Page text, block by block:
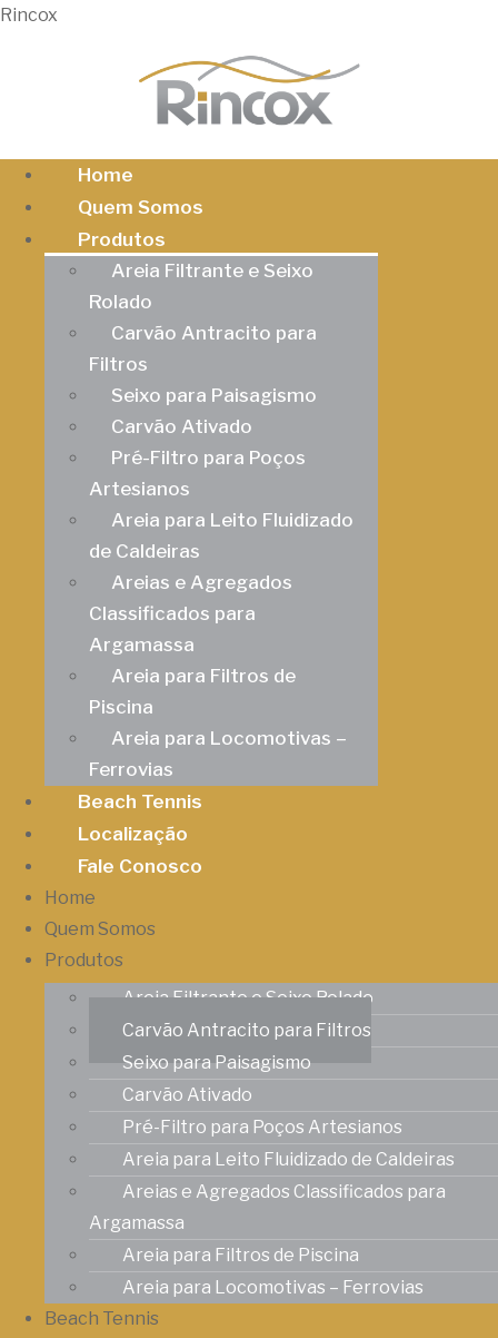
Rincox
Home
Quem Somos
Produtos
Areia Filtrante e Seixo
Rolado
Carvão Antracito para
Filtros
Seixo para Paisagismo
Carvão Ativado
Pré-Filtro para Poços
Artesianos
Areia para Leito Fluidizado
de Caldeiras
Areias e Agregados
Classificados para
Argamassa
Areia para Filtros de
Piscina
Areia para Locomotivas –
Ferrovias
Beach Tennis
Localização
Fale Conosco
Home
Quem Somos
Produtos
Areia Filtrante e Seixo Rolado
Carvão Antracito para Filtros
Seixo para Paisagismo
Carvão Ativado
Pré-Filtro para Poços Artesianos
Areia para Leito Fluidizado de Caldeiras
Areias e Agregados Classificados para
Argamassa
Areia para Filtros de Piscina
Areia para Locomotivas – Ferrovias
Beach Tennis